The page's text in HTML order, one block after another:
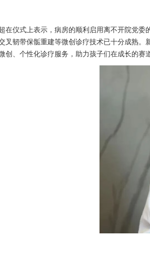
在仪式上表示，病房的顺利启用离不开院党委
叉韧带保骺重建等微创诊疗技术已十分成熟
创、个性化诊疗服务，助力孩子们在成长的赛